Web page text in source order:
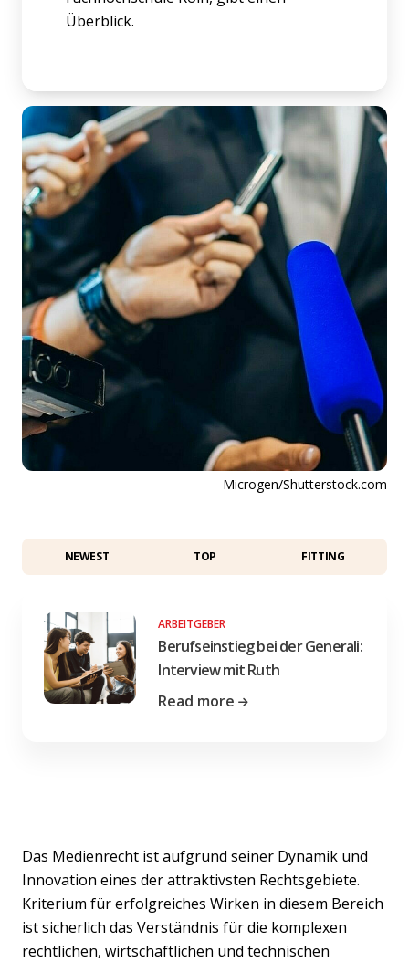
Überblick.
Microgen/Shutterstock.com
NEWEST TOP FITTING
ARBEITGEBER
Berufseinstieg bei der Generali:
Interview mit Ruth
Read more
Das Medienrecht ist aufgrund seiner Dynamik und
Innovation eines der attraktivsten Rechtsgebiete.
Kriterium für erfolgreiches Wirken in diesem Bereich
ist sicherlich das Verständnis für die komplexen
rechtlichen, wirtschaftlichen und technischen